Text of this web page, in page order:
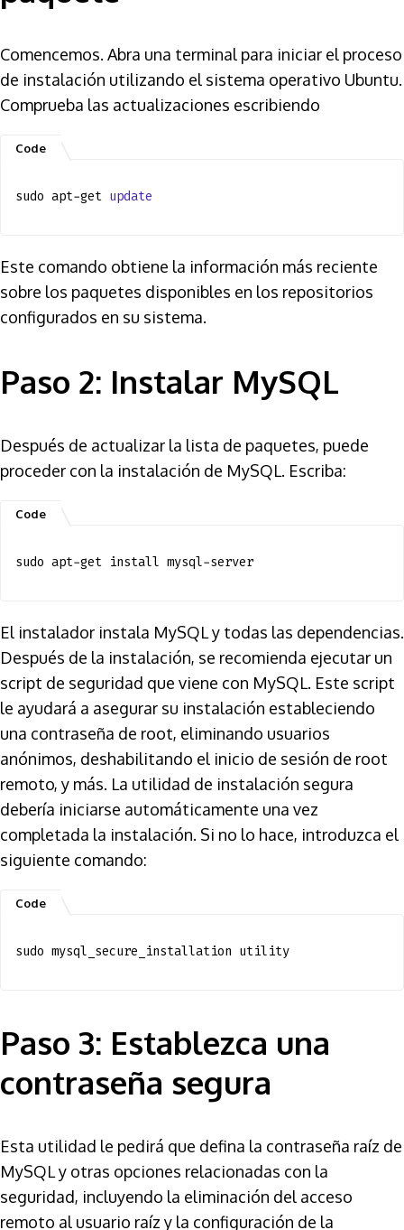
Comencemos. Abra una terminal para iniciar el proceso
de instalación utilizando el sistema operativo Ubuntu.
Comprueba las actualizaciones escribiendo
sudo apt-get update
Este comando obtiene la información más reciente
sobre los paquetes disponibles en los repositorios
configurados en su sistema.
Paso 2: Instalar MySQL
Después de actualizar la lista de paquetes, puede
proceder con la instalación de MySQL. Escriba:
sudo apt-get install mysql-server
El instalador instala MySQL y todas las dependencias.
Después de la instalación, se recomienda ejecutar un
script de seguridad que viene con MySQL. Este script
le ayudará a asegurar su instalación estableciendo
una contraseña de root, eliminando usuarios
anónimos, deshabilitando el inicio de sesión de root
remoto, y más. La utilidad de instalación segura
debería iniciarse automáticamente una vez
completada la instalación. Si no lo hace, introduzca el
siguiente comando:
sudo mysql_secure_installation utility
Paso 3: Establezca una
contraseña segura
Esta utilidad le pedirá que defina la contraseña raíz de
MySQL y otras opciones relacionadas con la
seguridad, incluyendo la eliminación del acceso
remoto al usuario raíz y la configuración de la